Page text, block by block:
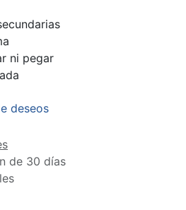
ni pegar
deseos
de 30 días